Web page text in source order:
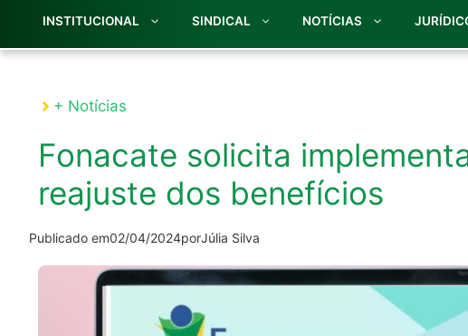
INSTITUCIONAL SINDICAL NOTÍCIAS
+ Notícias
Fonacate solicita
reajuste dos benefícios
Publicado em02/04/2024porJúlia Silva